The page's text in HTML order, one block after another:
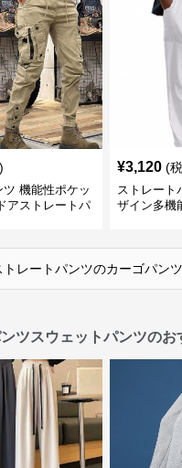
機能性ポケッ
アストレートパ
¥3,120 (
ストレート
ザイン多機
トレートパンツのカーゴパンツ
ツスウェットパンツのお